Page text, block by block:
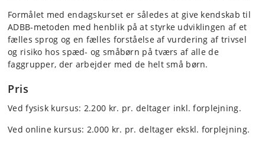
Formålet med endagskurset er således at give kendskab til
ADBB-metoden med henblik på at styrke udviklingen af et
fælles sprog og en fælles forståelse af vurdering af trivsel
og risiko hos spæd- og småbørn på tværs af alle de
faggrupper, der arbejder med de helt små børn.
Pris
Ved fysisk kursus: 2.200 kr. pr. deltager inkl. forplejning.
Ved online kursus: 2.000 kr. pr. deltager ekskl. forplejning.